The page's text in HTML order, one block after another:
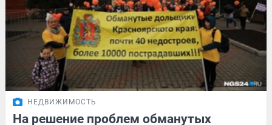
НЕДВИЖИМОСТЬ
На решение проблем обманутых